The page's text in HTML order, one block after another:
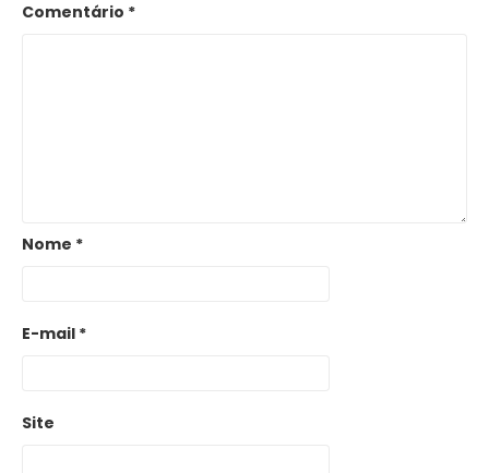
Comentário *
Nome *
E-mail *
Site